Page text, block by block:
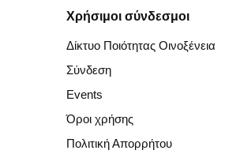
Χρήσιμοι σύνδεσμοι
Δίκτυο Ποιότητας Οινοξένεια
Σύνδεση
Events
Όροι χρήσης
Πολιτική Απορρήτου